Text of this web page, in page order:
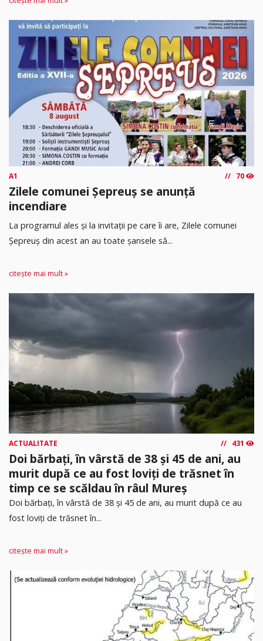
A1 70
Zilele comunei Șepreuș se anunță
incendiare
La programul ales și la invitații pe care îi are, Zilele comunei
Șepreuș din acest an au toate șansele să...
citește mai mult »
ACTUALITATE 431
Doi bărbați, în vârstă de 38 și 45 de ani, au
murit după ce au fost loviți de trăsnet în
timp ce se scăldau în râul Mureș
Doi bărbați, în vârstă de 38 și 45 de ani, au murit după ce au
fost loviți de trăsnet în...
citește mai mult »